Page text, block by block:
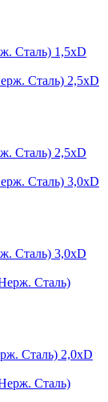
Сталь) 1,5xD
Сталь) 2,5xD
Сталь) 3,0xD
Сталь) 2,0xD